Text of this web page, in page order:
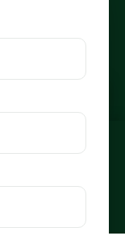
especialistas